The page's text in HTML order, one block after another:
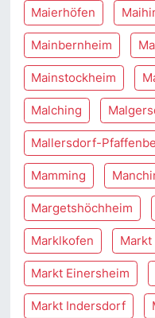
Maierhöfen
Mainbernheim
Mainstockheim
Malching
Mallersdorf-
Mamming
Margetshöchheim
Marklkofen
Markt Einersheim
Markt Indersdorf